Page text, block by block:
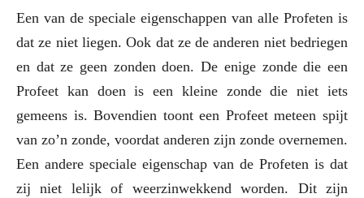
Een van de speciale eigenschappen van alle Profeten is
dat ze niet liegen. Ook dat ze de anderen niet bedriegen
en dat ze geen zonden doen. De enige zonde die een
Profeet kan doen is een kleine zonde die niet iets
gemeens is. Bovendien toont een Profeet meteen spijt
van zo’n zonde, voordat anderen zijn zonde overnemen.
Een andere speciale eigenschap van de Profeten is dat
zij niet lelijk of weerzinwekkend worden. Dit zijn